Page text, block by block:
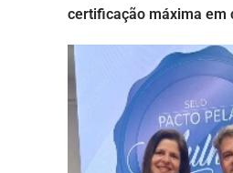
certificação máxima em